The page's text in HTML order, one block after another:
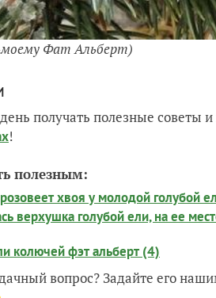
моему Фат Альберт)
получать полезные советы
!
полезным:
хвоя у молодой голубой
верхушка голубой ели, на ее
колючей фэт альберт (4)
вопрос? Задайте его